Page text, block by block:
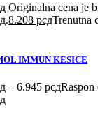
Originalna cena je
8.208 рсдTrenutna
IMMUN KESICE
– 6.945 рсдRaspon